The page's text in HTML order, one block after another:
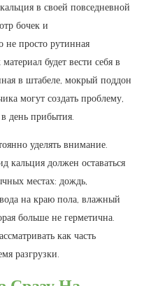
в своей повседневной
бочек и
не просто рутинная
будет вести себя в
в штабеле, мокрый поддон
могут создать проблему,
день прибытия.
уделять внимание.
кальция должен оставаться
местах: дождь,
на краю пола, влажный
больше не герметична.
как часть
разгрузки.